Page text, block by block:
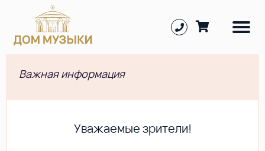
Важная информация
Уважаемые зрители!